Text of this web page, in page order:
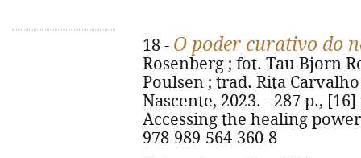
18 - O poder curativo do
Rosenberg ; fot. Tau Bjorn
Poulsen ; trad. Rita
Nascente, 2023. - 287 p.,
Accessing the healing
978-989-564-360-8